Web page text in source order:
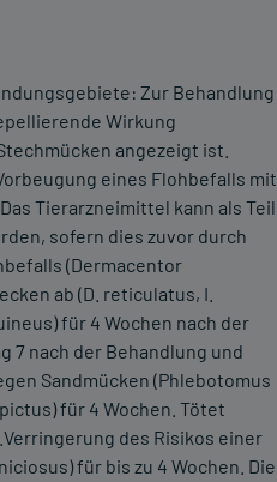
Zur Behandlung
Wirkung
angezeigt ist.
eines Flohbefalls mit
Tierarzneimittel kann als Teil
sofern dies zuvor durch
(Dermacentor
ab (D. reticulatus, I.
für 4 Wochen nach der
7 nach der Behandlung und
Sandmücken (Phlebotomus
für 4 Wochen. Tötet
des Risikos einer
für bis zu 4 Wochen. Die